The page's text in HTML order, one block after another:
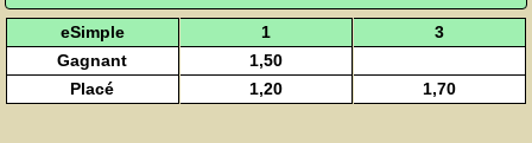
eSimple 1
3
Gagnant
1,50
Placé
1,20 1,70